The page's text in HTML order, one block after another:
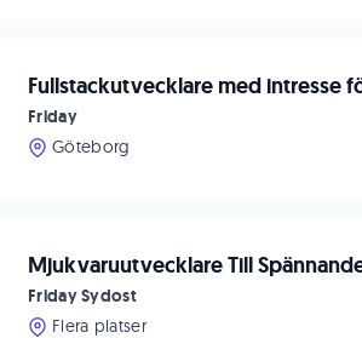
Fullstackutvecklare med intresse
Friday
Göteborg
Mjukvaruutvecklare Till
Friday Sydost
Flera platser